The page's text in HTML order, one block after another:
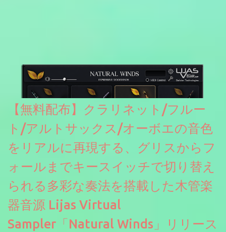
【無料配布】クラリネット/フルー
ト/アルトサックス/オーボエの音色
をリアルに再現する、グリスからフ
ォールまでキースイッチで切り替え
られる多彩な奏法を搭載した木管楽
器音源 Lijas Virtual
Sampler「Natural Winds」リリース